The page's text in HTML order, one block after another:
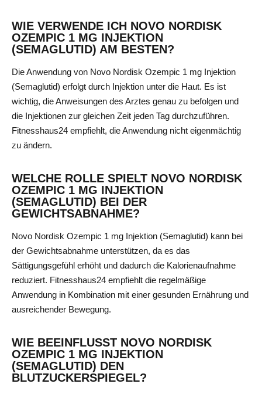
WIE VERWENDE ICH NOVO NORDISK
OZEMPIC 1 MG INJEKTION
(SEMAGLUTID) AM BESTEN?
Die Anwendung von Novo Nordisk Ozempic 1 mg Injektion
(Semaglutid) erfolgt durch Injektion unter die Haut. Es ist
wichtig, die Anweisungen des Arztes genau zu befolgen und
die Injektionen zur gleichen Zeit jeden Tag durchzuführen.
Fitnesshaus24 empfiehlt, die Anwendung nicht eigenmächtig
zu ändern.
WELCHE ROLLE SPIELT NOVO NORDISK
OZEMPIC 1 MG INJEKTION
(SEMAGLUTID) BEI DER
GEWICHTSABNAHME?
Novo Nordisk Ozempic 1 mg Injektion (Semaglutid) kann bei
der Gewichtsabnahme unterstützen, da es das
Sättigungsgefühl erhöht und dadurch die Kalorienaufnahme
reduziert. Fitnesshaus24 empfiehlt die regelmäßige
Anwendung in Kombination mit einer gesunden Ernährung und
ausreichender Bewegung.
WIE BEEINFLUSST NOVO NORDISK
OZEMPIC 1 MG INJEKTION
(SEMAGLUTID) DEN
BLUTZUCKERSPIEGEL?